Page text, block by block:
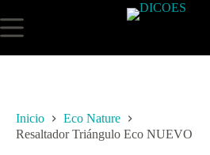
Inicio
Eco Nature
Resaltador Triángulo Eco NUEVO